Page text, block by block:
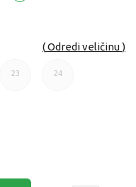
Odredi veličinu
23 24